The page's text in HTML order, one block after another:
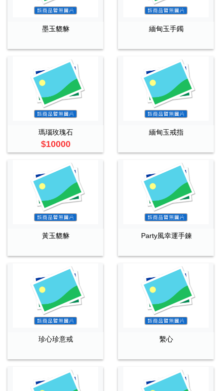
墨玉貔貅 緬甸玉手鐲
瑪瑙玫瑰石
$10000
緬甸玉戒指
黃玉貔貅 Party風幸運手鍊
珍心珍意戒 繫心